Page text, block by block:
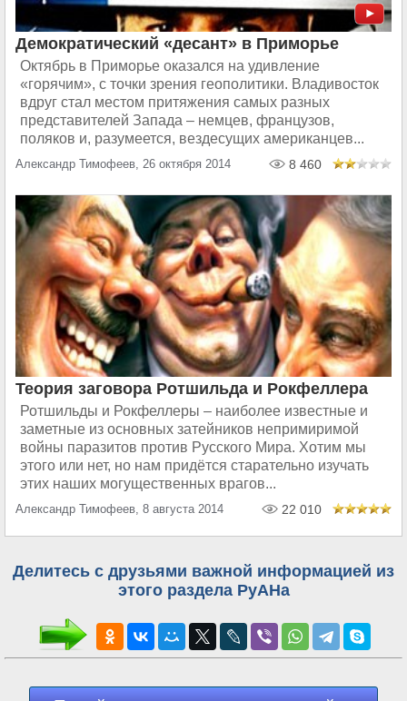
Демократический «десант» в Приморье
Октябрь в Приморье оказался на удивление
«горячим», с точки зрения геополитики. Владивосток
вдруг стал местом притяжения самых разных
представителей Запада – немцев, французов,
поляков и, разумеется, вездесущих американцев...
Александр Тимофеев, 26 октября 2014 8 460
Теория заговора Ротшильда и Рокфеллера
Ротшильды и Рокфеллеры – наиболее известные и
заметные из основных затейников непримиримой
войны паразитов против Русского Мира. Хотим мы
этого или нет, но нам придётся старательно изучать
этих наших могущественных врагов...
Александр Тимофеев, 8 августа 2014 22 010
Делитесь с друзьями важной информацией из
этого раздела РуАНа